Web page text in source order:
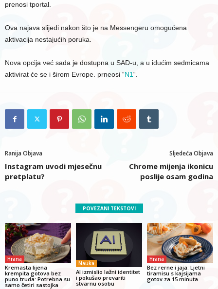
prenosi tportal.
Ova najava slijedi nakon što je na Messengeru omogućena
aktivacija nestajućih poruka.
Nova opcija već sada je dostupna u SAD-u, a u idućim sedmicama
aktivirat će se i širom Evrope. prneosi “N1“.
Ranija Objava
Instagram uvodi mjesečnu
pretplatu?
Sljedeća Objava
Chrome mijenja ikonicu
poslije osam godina
POVEZANI TEKSTOVI
Hrana
Kremasta lijena
krempita gotova bez
puno truda: Potrebna su
samo četiri sastojka
Nauka
AI izmislio lažni identitet
i pokušao prevariti
stvarnu osobu
Hrana
Bez rerne i jaja: Ljetni
tiramisu s kajsijama
gotov za 15 minuta